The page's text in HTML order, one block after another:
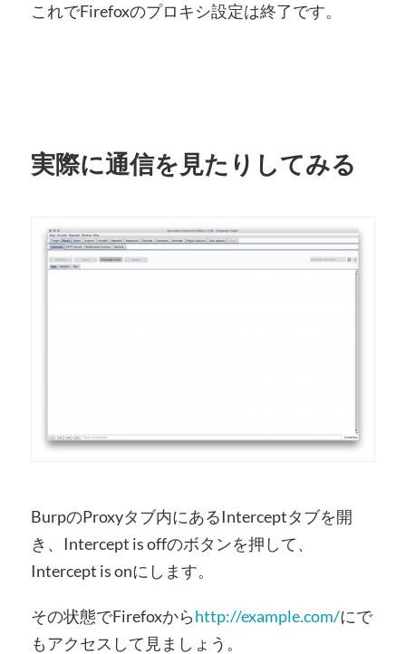
これでFirefoxのプロキシ設定は終了です。
実際に通信を見たりしてみる
BurpのProxyタブ内にあるInterceptタブを開
き、Intercept is offのボタンを押して、
Intercept is onにします。
その状態でFirefoxからhttp://example.com/にで
もアクセスして見ましょう。